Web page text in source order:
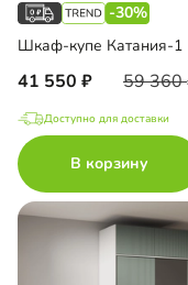
-30%
Шкаф-купе Катания-1
41 550 59 360
Доступно для доставки
В корзину